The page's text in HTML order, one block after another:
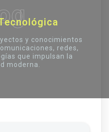
y conocimientos
redes,
que impulsan la
moderna.